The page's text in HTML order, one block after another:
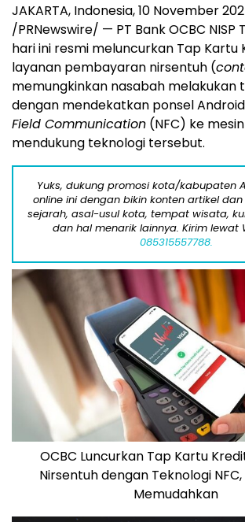
JAKARTA, Indonesia,10 November
/PRNewswire/ — PT Bank OCBC NISP
hari ini resmi meluncurkan Tap Kartu
layanan pembayaran nirsentuh (
memungkinkan nasabah melakukan
dengan mendekatkan ponsel
Field Communication (NFC) ke
mendukung teknologi tersebut.
Yuks, dukung promosi kota/kabupaten
online ini dengan bikin konten artikel
sejarah, asal-usul kota, tempat wisata,
dan hal menarik lainnya. Kirim lewat
085315557788.
OCBC Luncurkan Tap Kartu
Nirsentuh dengan Teknologi
Memudahkan